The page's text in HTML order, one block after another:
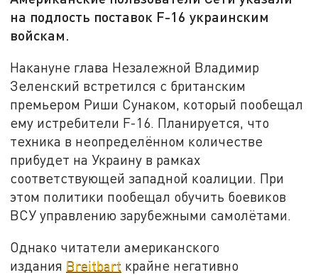
на подлость поставок F-16 украинским
войскам.
Накануне глава Незалежной Владимир
Зеленский встретился с британским
премьером Риши Сунаком, который пообещал
ему истребители F-16. Планируется, что
техника в неопределённом количестве
прибудет на Украину в рамках
соответствующей западной коалиции. При
этом политики пообещал обучить боевиков
ВСУ управлению зарубежными самолётами.
Однако читатели американского
издания Breitbart крайне негативно